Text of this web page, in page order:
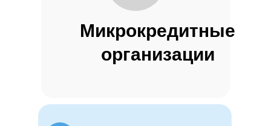
Микрокредитные
организации